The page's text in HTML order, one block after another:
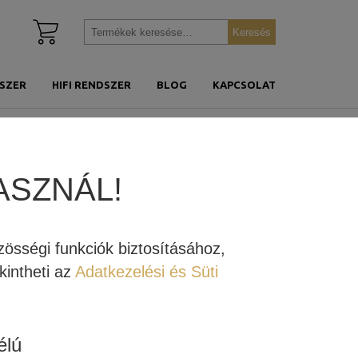
HIFI RENDSZER BLOG KAPCSOLAT
Kosár
Keresés
Keresés
funkciók biztosításához,
az Adatkezelési és Süti